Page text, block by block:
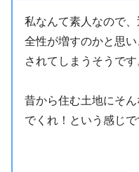
私なんて素人なので
全性が増すのかと思
されてしまうそうです
昔から住む土地にそ
でくれ！という感じで